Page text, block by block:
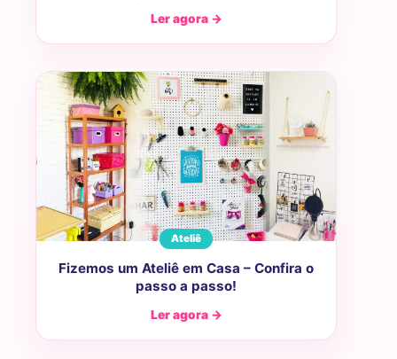
Ler agora →
Ateliê
Fizemos um Ateliê em Casa – Confira o
passo a passo!
Ler agora →